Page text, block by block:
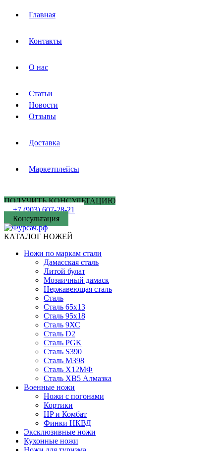
Главная
Контакты
О нас
Статьи
Новости
Отзывы
Доставка
Маркетплейсы
ПОЛУЧИТЬ КОНСУЛЬТАЦИЮ
+7 (903) 607-28-21
Консультация
КАТАЛОГ НОЖЕЙ
Ножи по маркам стали
Дамасская сталь
Литой булат
Мозаичный дамаск
Нержавеющая сталь
Сталь
Сталь 65х13
Сталь 95х18
Сталь 9ХС
Сталь D2
Сталь PGK
Сталь S390
Сталь M398
Сталь Х12МФ
Сталь ХВ5 Алмазка
Военные ножи
Ножи с погонами
Кортики
HP и Комбат
Финки НКВД
Эксклюзивные ножи
Кухонные ножи